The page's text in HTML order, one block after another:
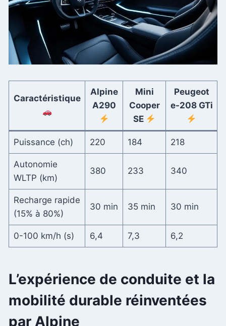
Caractéristique
Alpine
A290
Mini
Cooper
SE
Peugeot
e-208 GTi
Puissance (ch) 220 184 218
Autonomie
WLTP (km)
380 233 340
Recharge rapide
(15% à 80%)
30 min 35 min 30 min
0-100 km/h (s) 6,4 7,3 6,2
L’expérience de conduite et la
mobilité durable réinventées
par Alpine